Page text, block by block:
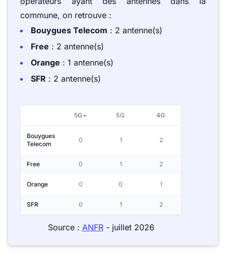
commune, on retrouve :
Bouygues Telecom : 2 antenne(s)
Free : 2 antenne(s)
Orange : 1 antenne(s)
SFR : 2 antenne(s)
5G+ 5G 4G
Bouygues
Telecom
0 1 2
Free 0 1 2
Orange 0 0 1
SFR 0 1 2
Source : ANFR- juillet 2026